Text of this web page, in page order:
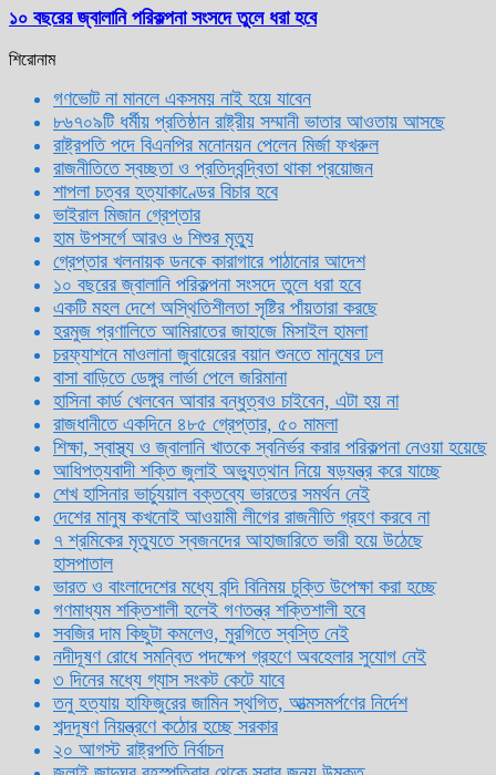
১০ বছরের জ্বালানি পরিকল্পনা সংসদে তুলে ধরা হবে
শিরোনাম
গণভোট না মানলে একসময় নাই হয়ে যাবেন
৮৬৭০৯টি ধর্মীয় প্রতিষ্ঠান রাষ্ট্রীয় সম্মানী ভাতার আওতায় আসছে
রাষ্ট্রপতি পদে বিএনপির মনোনয়ন পেলেন মির্জা ফখরুল
রাজনীতিতে স্বচ্ছতা ও প্রতিদ্বন্দ্বিতা থাকা প্রয়োজন
শাপলা চত্বর হত্যাকাণ্ডের বিচার হবে
ভাইরাল মিজান গ্রেপ্তার
হাম উপসর্গে আরও ৬ শিশুর মৃত্যু
গ্রেপ্তার খলনায়ক ডনকে কারাগারে পাঠানোর আদেশ
১০ বছরের জ্বালানি পরিকল্পনা সংসদে তুলে ধরা হবে
একটি মহল দেশে অস্থিতিশীলতা সৃষ্টির পাঁয়তারা করছে
হরমুজ প্রণালিতে আমিরাতের জাহাজে মিসাইল হামলা
চরফ্যাশনে মাওলানা জুবায়েরের বয়ান শুনতে মানুষের ঢল
বাসা বাড়িতে ডেঙ্গুর লার্ভা পেলে জরিমানা
হাসিনা কার্ড খেলবেন আবার বন্ধুত্বও চাইবেন, এটা হয় না
রাজধানীতে একদিনে ৪৮৫ গ্রেপ্তার, ৫০ মামলা
শিক্ষা, স্বাস্থ্য ও জ্বালানি খাতকে স্বনির্ভর করার পরিকল্পনা নেওয়া হয়েছে
আধিপত্যবাদী শক্তি জুলাই অভ্যুত্থান নিয়ে ষড়যন্ত্র করে যাচ্ছে
শেখ হাসিনার ভার্চ্যুয়াল বক্তব্যে ভারতের সমর্থন নেই
দেশের মানুষ কখনোই আওয়ামী লীগের রাজনীতি গ্রহণ করবে না
৭ শ্রমিকের মৃত্যুতে স্বজনদের আহাজারিতে ভারী হয়ে উঠেছে
হাসপাতাল
ভারত ও বাংলাদেশের মধ্যে বন্দি বিনিময় চুক্তি উপেক্ষা করা হচ্ছে
গণমাধ্যম শক্তিশালী হলেই গণতন্ত্র শক্তিশালী হবে
সবজির দাম কিছুটা কমলেও, মুরগিতে স্বস্তি নেই
নদীদূষণ রোধে সমন্বিত পদক্ষেপ গ্রহণে অবহেলার সুযোগ নেই
৩ দিনের মধ্যে গ্যাস সংকট কেটে যাবে
তনু হত্যায় হাফিজুরের জামিন স্থগিত, আত্মসমর্পণের নির্দেশ
শব্দদূষণ নিয়ন্ত্রণে কঠোর হচ্ছে সরকার
২০ আগস্ট রাষ্ট্রপতি নির্বাচন